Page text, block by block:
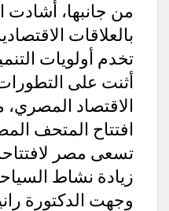
من جانبها، أشادت
بالعلاقات
تخدم أولويات
أثنت على
الاقتصاد المصري،
افتتاح المتحف
تسعى مصر
زيادة نشاط
وجهت الدكتورة